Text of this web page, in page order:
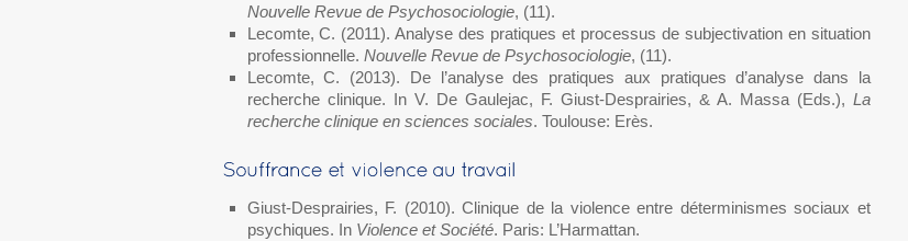
Nouvelle Revue de Psychosociologie, (11).
Lecomte, C. (2011). Analyse des pratiques et processus de subjectivation en situation
professionnelle. Nouvelle Revue de Psychosociologie, (11).
Lecomte, C. (2013). De l’analyse des pratiques aux pratiques d’analyse dans la
recherche clinique. In V. De Gaulejac, F. Giust-Desprairies, & A. Massa (Eds.), La
recherche clinique en sciences sociales. Toulouse: Erès.
Giust-Desprairies, F. (2010). Clinique de la violence entre déterminismes sociaux et
psychiques. In Violence et Société. Paris: L’Harmattan.